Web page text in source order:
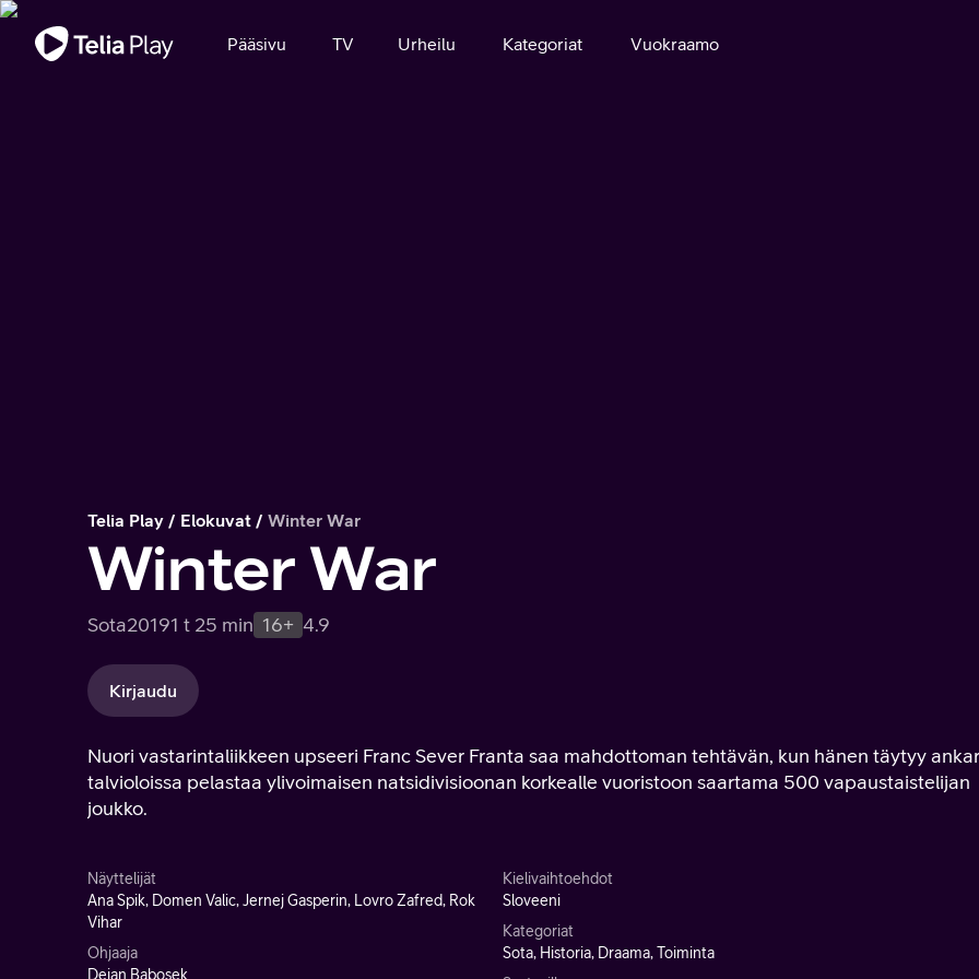
Tärkeä viesti
Pääsivu TV Urheilu Kategoriat Vuokraamo
Telia Play Elokuvat Winter War
Winter War
Sota20191 t 25 min 16+ 4.9
Kirjaudu
Nuori vastarintaliikkeen upseeri Franc Sever Franta saa mahdottoman tehtävän, kun hänen täytyy
talvioloissa pelastaa ylivoimaisen natsidivisioonan korkealle vuoristoon saartama 500 vapaustaistelijan
joukko.
Näyttelijät
Ana Spik, Domen Valic, Jernej Gasperin, Lovro Zafred, Rok
Vihar
Ohjaaja
Dejan Babosek
Kielivaihtoehdot
Sloveeni
Kategoriat
Sota, Historia, Draama, Toiminta